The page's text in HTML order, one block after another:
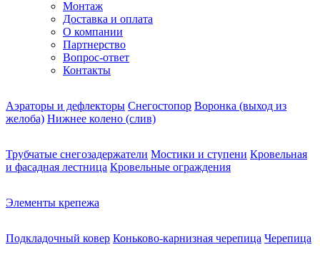
Монтаж
Доставка и оплата
О компании
Партнерство
Вопрос-ответ
Контакты
Аэраторы и дефлекторы Снегостопор Воронка (выход из
желоба) Нижнее колено (слив)
Трубчатые снегозадержатели Мостики и ступени Кровельная
и фасадная лестница Кровельные ограждения
Элементы крепежа
Подкладочный ковер Коньково-карнизная черепица Черепица